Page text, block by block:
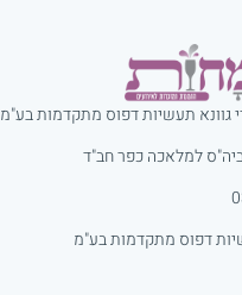
גוונא תעשיות דפוס מתקדמות בע"מ
למלאכה כפר חב"ד
דפוס מתקדמות בע"מ